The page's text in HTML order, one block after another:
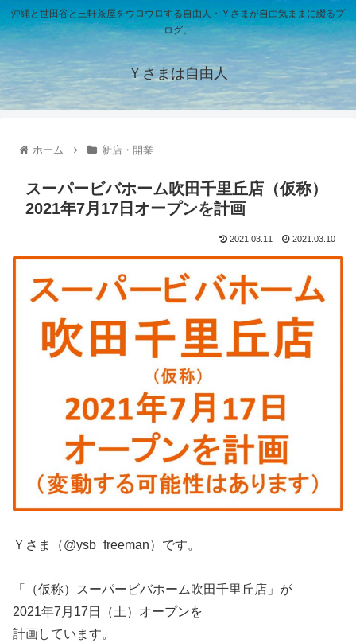
沖縄と世田谷と三軒茶屋をウロウロする自由人・Ｙさまが自由気ままに綴るブ
ログ。
Ｙさまは自由人
ホーム 新店・開業
スーパービバホーム吹田千里丘店（仮称）
2021年7月17日オープンを計画
2021.03.11 2021.03.10
Ｙさま（@ysb_freeman）です。
「（仮称）スーパービバホーム吹田千里丘店」が
2021年7月17日（土）オープンを
計画しています。